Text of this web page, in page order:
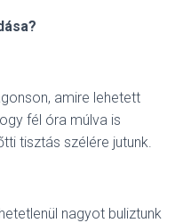
amire lehetett
fél óra múlva is
tisztás szélére jutunk.
nagyot buliztunk